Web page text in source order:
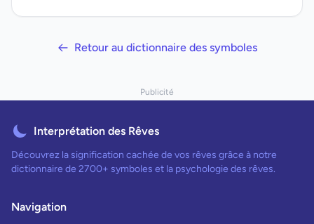
Retour au dictionnaire des symboles
Publicité
Interprétation des Rêves
Découvrez la signification cachée de vos rêves grâce à notre
dictionnaire de 2700+ symboles et la psychologie des rêves.
Navigation